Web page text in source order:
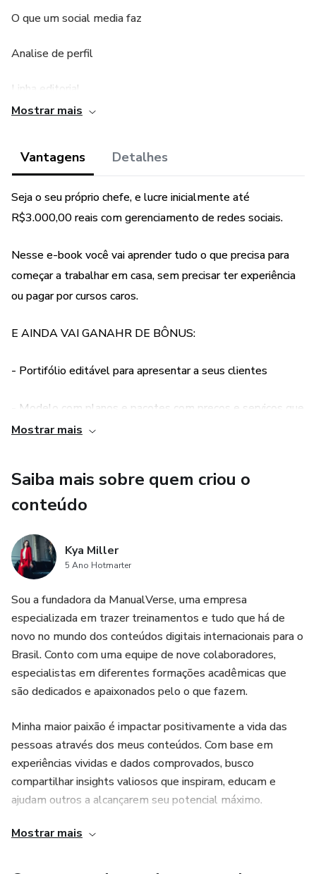
O que um social media faz
Analise de perfil
Linha editorial
Análise de dados e relatório
Outros serviços
Redator
Editor de vídeos e fotos
Tráfego
Serviços complexos
O que precisa para ser social media
Você precisa ser formado?
Colocando em prática
Como conseguir seus primeiros clientes
Abordando e entrando em contato
O cliente quer meus serviços, o que fazer
Quanto cobrar
Tabela de valores
Modelo de contrato
Relatório de resultados
Mostrar mais
Vantagens Detalhes
Seja o seu próprio chefe, e lucre inicialmente até
R$3.000,00 reais com gerenciamento de redes sociais.
Nesse e-book você vai aprender tudo o que precisa para
começar a trabalhar em casa, sem precisar ter experiência
ou pagar por cursos caros.
E AINDA VAI GANAHR DE BÔNUS:
- Portifólio editável para apresentar a seus clientes
- Modelo com planos e pacotes com preços e serviços que
poderá oferecer a seus clientes
- Modelo de contrato (para deixar seu atendimento
Mostrar mais
Saiba mais sobre quem criou o
conteúdo
Kya Miller
5 Ano Hotmarter
Sou a fundadora da ManualVerse, uma empresa
especializada em trazer treinamentos e tudo que há de
novo no mundo dos conteúdos digitais internacionais para o
Brasil. Conto com uma equipe de nove colaboradores,
especialistas em diferentes formações acadêmicas que
são dedicados e apaixonados pelo o que fazem.
Minha maior paixão é impactar positivamente a vida das
pessoas através dos meus conteúdos. Com base em
experiências vividas e dados comprovados, busco
compartilhar insights valiosos que inspiram, educam e
ajudam outros a alcançarem seu potencial máximo.
Estou constantemente em busca de aprendizado contínuo,
Mostrar mais